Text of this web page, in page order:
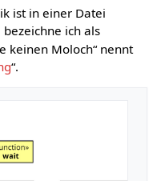
ist in einer Datei
bezeichne ich als
keinen Moloch“ nennt
“.